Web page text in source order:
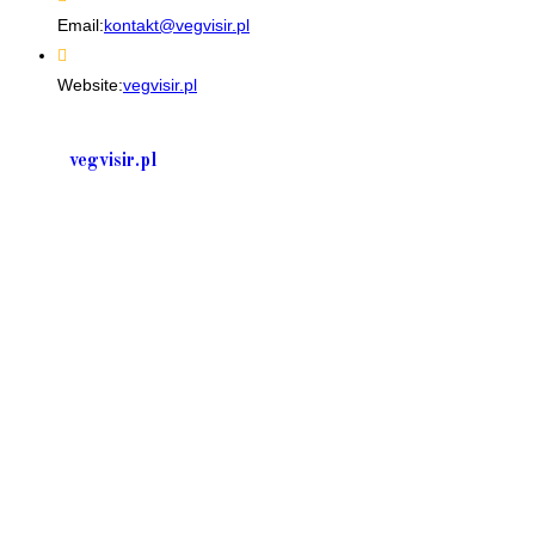
Email:kontakt@vegvisir.plOpens
Website:vegvisir.pl
vegvisir.pl